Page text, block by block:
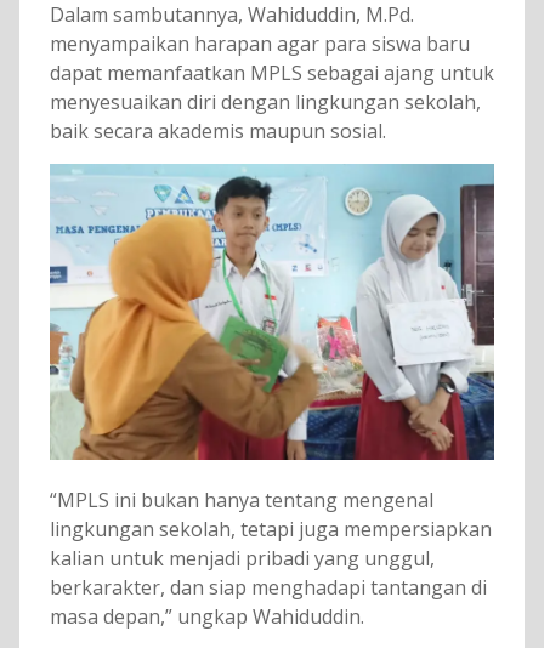
Dalam sambutannya, Wahiduddin, M.Pd.
menyampaikan harapan agar para siswa baru
dapat memanfaatkan MPLS sebagai ajang untuk
menyesuaikan diri dengan lingkungan sekolah,
baik secara akademis maupun sosial.
“MPLS ini bukan hanya tentang mengenal
lingkungan sekolah, tetapi juga mempersiapkan
kalian untuk menjadi pribadi yang unggul,
berkarakter, dan siap menghadapi tantangan di
masa depan,” ungkap Wahiduddin.